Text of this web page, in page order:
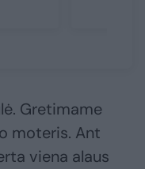
Gretimame
moteris. Ant
viena alaus